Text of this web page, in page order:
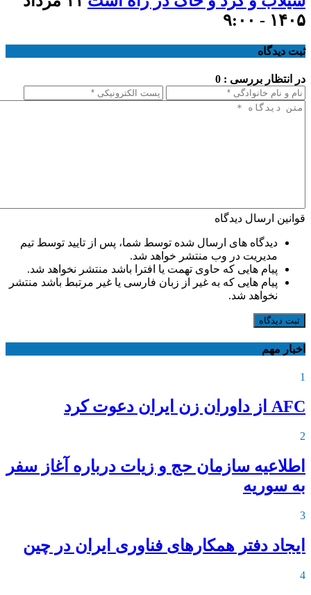
۱۴۰۵ - ۹:۰۰
ثبت دیدگاه
در انتظار بررسی : 0
قوانین ارسال دیدگاه
دیدگاه های ارسال شده توسط شما، پس از تایید توسط تیم
مدیریت در وب منتشر خواهد شد.
پیام هایی که حاوی تهمت یا افترا باشد منتشر نخواهد شد.
پیام هایی که به غیر از زبان فارسی یا غیر مرتبط باشد منتشر
نخواهد شد.
ثبت دیدگاه
اخبار مهم
1
AFC از داوران زن ایران دعوت کرد
2
اطلاعیه‌ سازمان حج و زیات درباره آغاز سفر
به سوریه
3
ایجاد دفتر همکارهای فناوری ایران در چین
4